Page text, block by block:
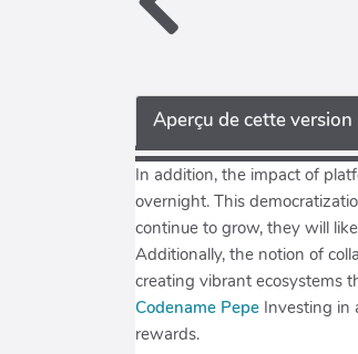
Aperçu de cette version